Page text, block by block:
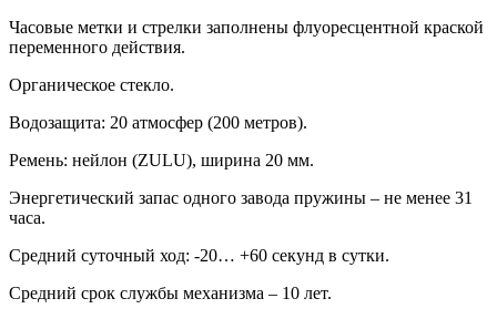
Часовые метки и стрелки заполнены флуоресцентной краской
переменного действия.
Органическое стекло.
Водозащита: 20 атмосфер (200 метров).
Ремень: нейлон (ZULU), ширина 20 мм.
Энергетический запас одного завода пружины – не менее 31
часа.
Средний суточный ход: -20… +60 секунд в сутки.
Средний срок службы механизма – 10 лет.